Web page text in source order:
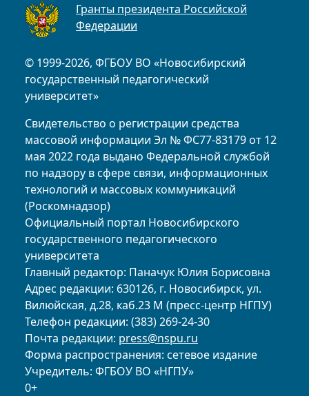
© 1999-2026, ФГБОУ ВО «Новосибирский
государственный педагогический
университет»
Свидетельство о регистрации средства
массовой информации Эл № ФС77-83179 от 12
мая 2022 года выдано Федеральной службой
по надзору в сфере связи, информационных
технологий и массовых коммуникаций
(Роскомнадзор)
Официальный портал Новосибирского
государственного педагогического
университета
Главный редактор: Паначук Юлия Борисовна
Адрес редакции: 630126, г. Новосибирск, ул.
Вилюйская, д.28, каб.23 М (пресс-центр НГПУ)
Телефон редакции: (383) 269-24-30
Почта редакции: press@nspu.ru
Форма распространения: сетевое издание
Учредитель: ФГБОУ ВО «НГПУ»
0+
Гранты президента Российской
Федерации